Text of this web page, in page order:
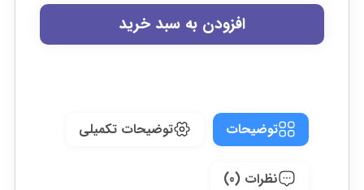
افزودن به سبد خرید
توضیحات توضیحات تکمیلی
نظرات (0)